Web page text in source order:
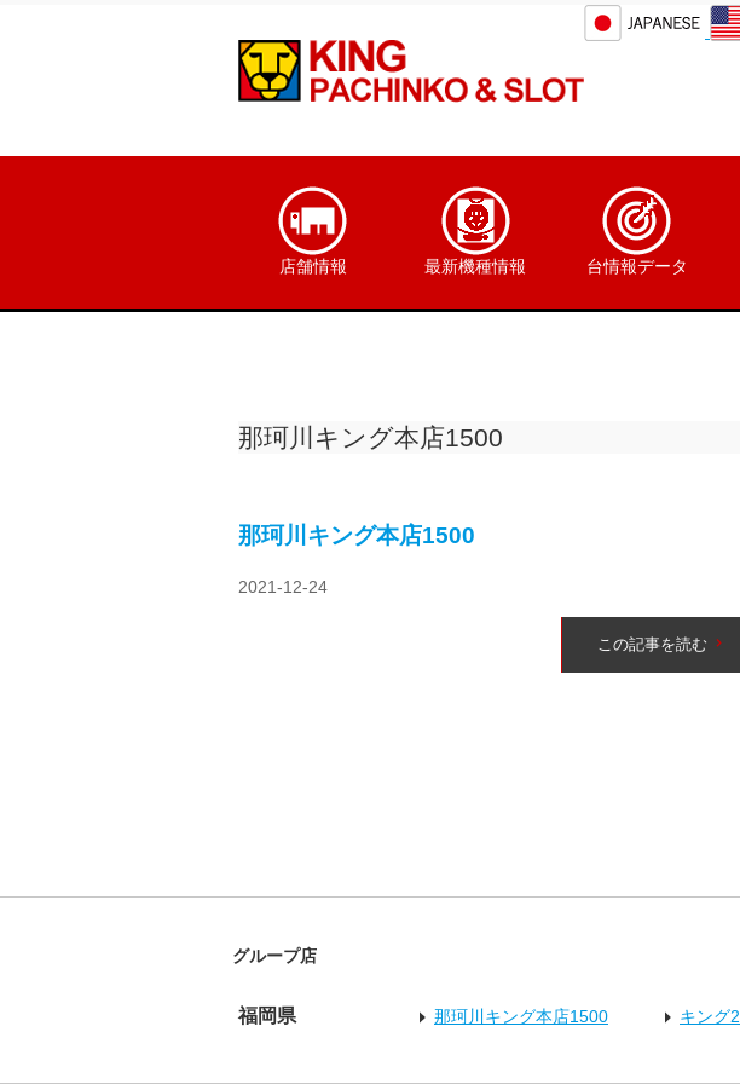
店舗情報 最新機種情報 台情報データ
那珂川キング本店1500
那珂川キング本店1500
2021-12-24
この記事を読む
グループ店
福岡県 那珂川キング本店1500 キング2